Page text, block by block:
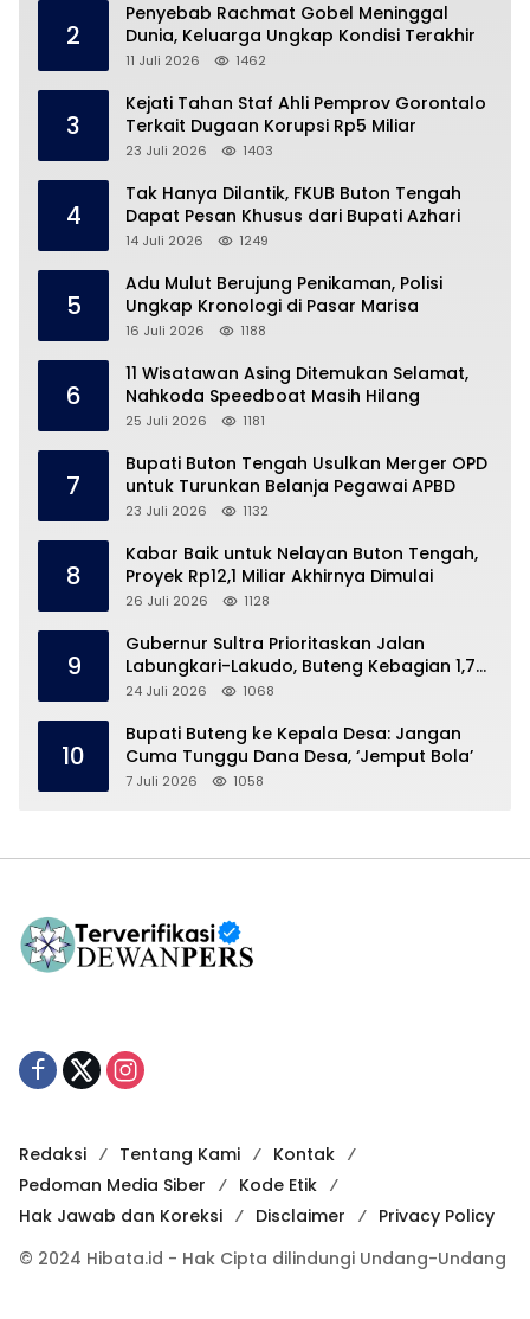
2
Penyebab Rachmat Gobel Meninggal
Dunia, Keluarga Ungkap Kondisi Terakhir
11 Juli 2026 1462
3
Kejati Tahan Staf Ahli Pemprov Gorontalo
Terkait Dugaan Korupsi Rp5 Miliar
23 Juli 2026 1403
4
Tak Hanya Dilantik, FKUB Buton Tengah
Dapat Pesan Khusus dari Bupati Azhari
14 Juli 2026 1249
5
Adu Mulut Berujung Penikaman, Polisi
Ungkap Kronologi di Pasar Marisa
16 Juli 2026 1188
6
11 Wisatawan Asing Ditemukan Selamat,
Nahkoda Speedboat Masih Hilang
25 Juli 2026 1181
7
Bupati Buton Tengah Usulkan Merger OPD
untuk Turunkan Belanja Pegawai APBD
23 Juli 2026 1132
8
Kabar Baik untuk Nelayan Buton Tengah,
Proyek Rp12,1 Miliar Akhirnya Dimulai
26 Juli 2026 1128
9
Gubernur Sultra Prioritaskan Jalan
Labungkari-Lakudo, Buteng Kebagian 1,7
Km
24 Juli 2026 1068
10
Bupati Buteng ke Kepala Desa: Jangan
Cuma Tunggu Dana Desa, ‘Jemput Bola’
7 Juli 2026 1058
Redaksi Tentang Kami
Kontak
Pedoman Media Siber
Kode Etik
Hak Jawab dan Koreksi
Disclaimer
Privacy Policy
© 2024 Hibata.id - Hak Cipta dilindungi Undang-Undang